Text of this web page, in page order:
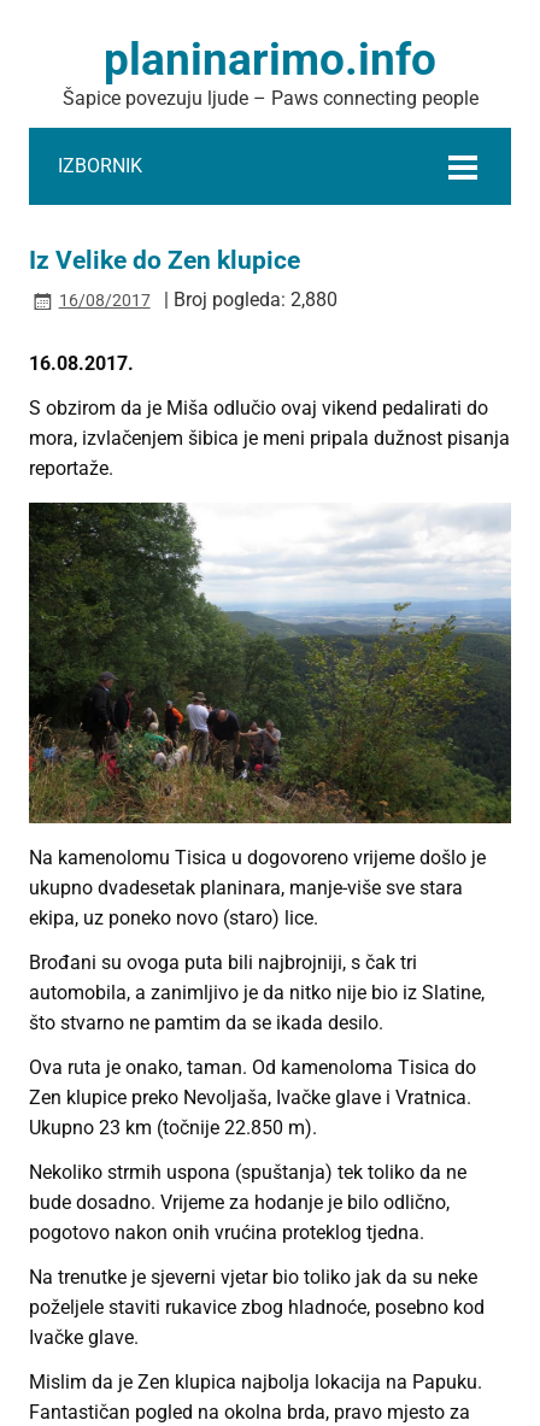
planinarimo.info
Šapice povezuju ljude – Paws connecting people
IZBORNIK
Iz Velike do Zen klupice
16/08/2017 | Broj pogleda: 2,880
16.08.2017.
S obzirom da je Miša odlučio ovaj vikend pedalirati do
mora, izvlačenjem šibica je meni pripala dužnost pisanja
reportaže.
Na kamenolomu Tisica u dogovoreno vrijeme došlo je
ukupno dvadesetak planinara, manje-više sve stara
ekipa, uz poneko novo (staro) lice.
Brođani su ovoga puta bili najbrojniji, s čak tri
automobila, a zanimljivo je da nitko nije bio iz Slatine,
što stvarno ne pamtim da se ikada desilo.
Ova ruta je onako, taman. Od kamenoloma Tisica do
Zen klupice preko Nevoljaša, Ivačke glave i Vratnica.
Ukupno 23 km (točnije 22.850 m).
Nekoliko strmih uspona (spuštanja) tek toliko da ne
bude dosadno. Vrijeme za hodanje je bilo odlično,
pogotovo nakon onih vrućina proteklog tjedna.
Na trenutke je sjeverni vjetar bio toliko jak da su neke
poželjele staviti rukavice zbog hladnoće, posebno kod
Ivačke glave.
Mislim da je Zen klupica najbolja lokacija na Papuku.
Fantastičan pogled na okolna brda, pravo mjesto za